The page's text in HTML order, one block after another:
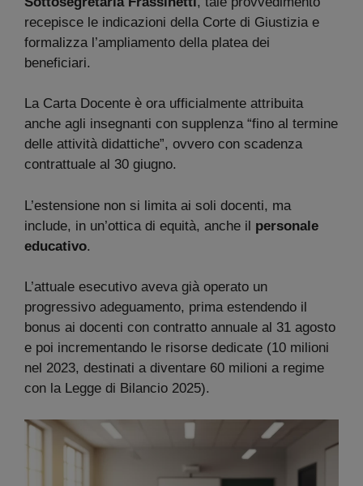
recepisce le indicazioni della Corte di Giustizia e
formalizza l’ampliamento della platea dei
beneficiari.
La Carta Docente è ora ufficialmente attribuita
anche agli insegnanti con supplenza “fino al termine
delle attività didattiche”, ovvero con scadenza
contrattuale al 30 giugno.
L’estensione non si limita ai soli docenti, ma
include, in un’ottica di equità, anche il personale
educativo.
L’attuale esecutivo aveva già operato un
progressivo adeguamento, prima estendendo il
bonus ai docenti con contratto annuale al 31 agosto
e poi incrementando le risorse dedicate (10 milioni
nel 2023, destinati a diventare 60 milioni a regime
con la Legge di Bilancio 2025).